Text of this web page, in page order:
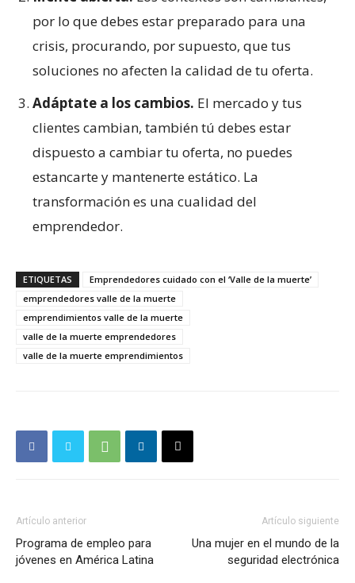
por lo que debes estar preparado para una
crisis, procurando, por supuesto, que tus
soluciones no afecten la calidad de tu oferta.
Adáptate a los cambios. El mercado y tus
clientes cambian, también tú debes estar
dispuesto a cambiar tu oferta, no puedes
estancarte y mantenerte estático. La
transformación es una cualidad del
emprendedor.
ETIQUETAS
Emprendedores cuidado con el ‘Valle de la muerte’
emprendedores valle de la muerte
emprendimientos valle de la muerte
valle de la muerte emprendedores
valle de la muerte emprendimientos
Artículo anterior
Programa de empleo para
jóvenes en América Latina
Artículo siguiente
Una mujer en el mundo de la
seguridad electrónica